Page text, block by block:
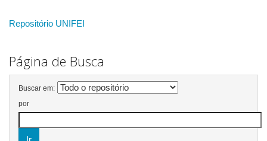
Repositório UNIFEI
Página de Busca
Buscar em:
por